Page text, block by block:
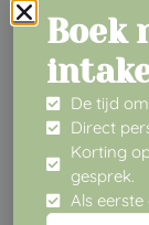
Boek
De tijd
Direct
Korting
gesprek.
Als